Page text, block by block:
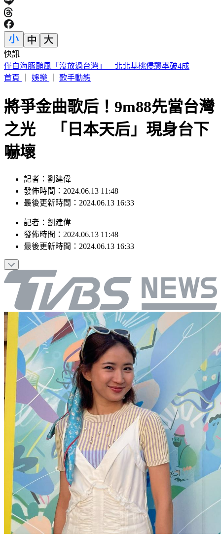
快訊
陳佩琪曝柯文哲生日心聲 監控腳環換手環沒不同：羞辱性更
強
將爭金曲歌后！9m88先當台灣
之光 「日本天后」現身台下
嚇壞
記者：劉建偉
發佈時間：2024.06.13 11:48
記者：劉建偉
發佈時間：2024.06.13 11:48